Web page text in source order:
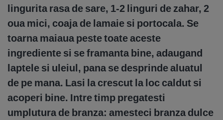
lingurita rasa de sare, 1-2 linguri de zahar, 2
oua mici, coaja de lamaie si portocala. Se
toarna maiaua peste toate aceste
ingrediente si se framanta bine, adaugand
laptele si uleiul, pana se desprinde aluatul
de pe mana. Lasi la crescut la loc caldut si
acoperi bine. Intre timp pregatesti
umplutura de branza: amesteci branza dulce